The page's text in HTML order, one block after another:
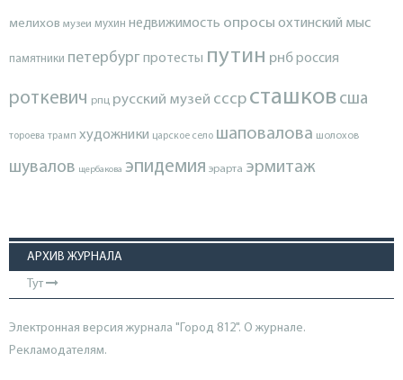
мелихов музеи мухин недвижимость опросы охтинский мыс
памятники петербургпротесты путин рнброссия
роткевич рпц русский музей ссср сташков сша
тороева трамп художники царское село шаповалова шолохов
шувалов щербакова эпидемия эрарта эрмитаж
АРХИВ ЖУРНАЛА
Тут
Электронная версия журнала "Город 812". О журнале.
Рекламодателям.